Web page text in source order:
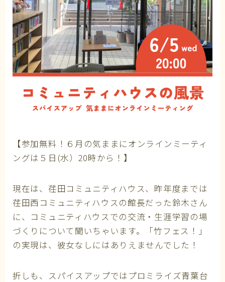
【参加無料！６月の気ままにオンラインミーティ
ングは５日(水）20時から！】
現在は、荏田コミュニティハウス、昨年度までは
荏田西コミュニティハウスの館長だった鈴木さん
に、コミュニティハウスでの交流・生涯学習の場
づくりについて聞いちゃいます。「竹フェス！」
の実現は、彼女なしにはありえませんでした！
折しも、スパイスアップではプロミライズ青葉台